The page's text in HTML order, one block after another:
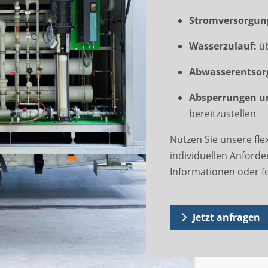
Wasserzulauf:
Absperrungen
bereitzustellen
Nutzen Sie unsere
individuellen
Informationen oder
Jetzt anfragen